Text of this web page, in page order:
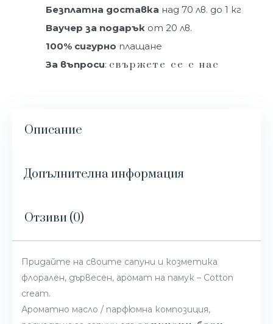
Безплатна доставка над 70 лв. до 1 кг
Ваучер за подарък от 20 лв.
100% сигурно плащане
За въпроси: свържете се с нас
Описание
Допълнителна информация
Отзиви (0)
Придайте на своите сапуни и козметика
флорален, дървесен, аромат на памук – Cotton
cream.
Ароматно масло / парфюмна композиция,